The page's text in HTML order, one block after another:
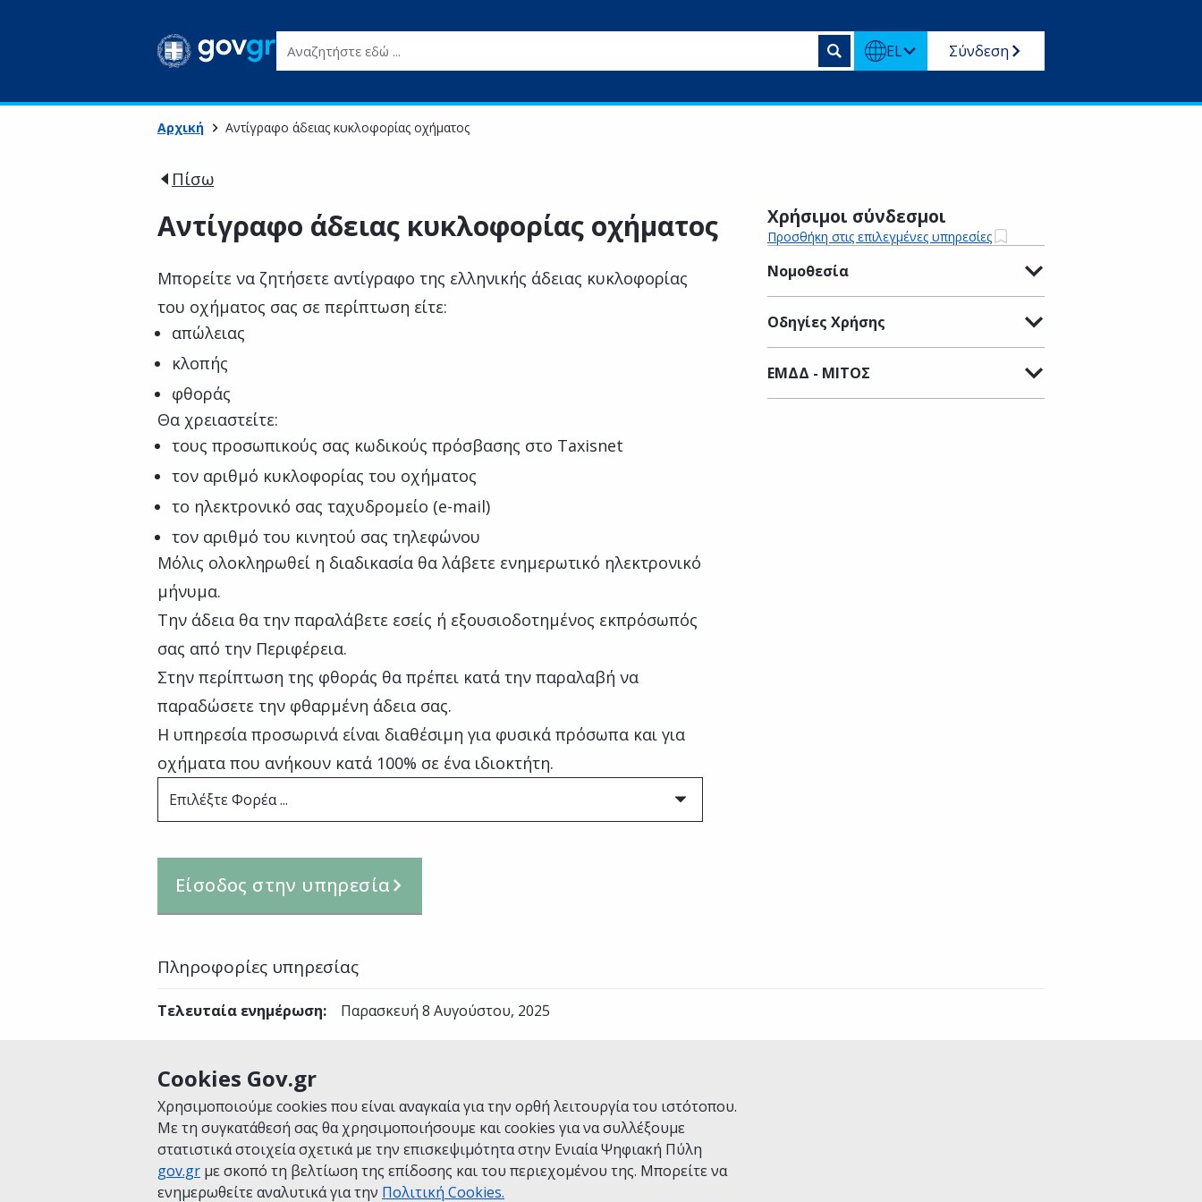
Cookies Gov.gr
Χρησιμοποιούμε cookies που είναι αναγκαία για την ορθή λειτουργία του ιστότοπου.
Με τη συγκατάθεσή σας θα χρησιμοποιήσουμε και cookies για να συλλέξουμε
στατιστικά στοιχεία σχετικά με την επισκεψιμότητα στην Ενιαία Ψηφιακή Πύλη
gov.gr με σκοπό τη βελτίωση της επίδοσης και του περιεχομένου της. Μπορείτε να
ενημερωθείτε αναλυτικά για την Πολιτική Cookies.
Αναζητήστε εδώ ... EL Σύνδεση
Αρχική Αντίγραφο άδειας κυκλοφορίας οχήματος
Πίσω
Αντίγραφο άδειας κυκλοφορίας οχήματος
Μπορείτε να ζητήσετε αντίγραφο της ελληνικής άδειας κυκλοφορίας
του οχήματος σας σε περίπτωση είτε:
απώλειας
κλοπής
φθοράς
Θα χρειαστείτε:
τους προσωπικούς σας κωδικούς πρόσβασης στο Taxisnet
τον αριθμό κυκλοφορίας του οχήματος
το ηλεκτρονικό σας ταχυδρομείο (e-mail)
τον αριθμό του κινητού σας τηλεφώνου
Μόλις ολοκληρωθεί η διαδικασία θα λάβετε ενημερωτικό ηλεκτρονικό
μήνυμα.
Την άδεια θα την παραλάβετε εσείς ή εξουσιοδοτημένος εκπρόσωπός
σας από την Περιφέρεια.
Στην περίπτωση της φθοράς θα πρέπει κατά την παραλαβή να
παραδώσετε την φθαρμένη άδεια σας.
Η υπηρεσία προσωρινά είναι διαθέσιμη για φυσικά πρόσωπα και για
οχήματα που ανήκουν κατά 100% σε ένα ιδιοκτήτη.
Επιλέξτε Φορέα ...
Είσοδος στην υπηρεσία
Χρήσιμοι σύνδεσμοι
Προσθήκη στις επιλεγμένες υπηρεσίες
Νομοθεσία
Οδηγίες Χρήσης
ΕΜΔΔ - ΜΙΤΟΣ
Πληροφορίες υπηρεσίας
Τελευταία ενημέρωση: Παρασκευή 8 Αυγούστου, 2025
Είναι χρήσιμη αυτή η σελίδα;
ΑρχικήΣχετικά με το gov.grΌροι ΧρήσηςΠολιτική ΑπορρήτουΔήλωση προσβασιμότητας
Πολιτική cookiesΠροτάσεις για το gov.gr